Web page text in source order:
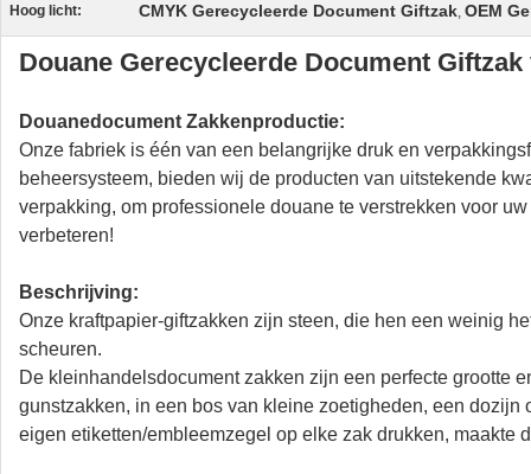
Hoog licht: CMYK Gerecycleerde Document Giftzak, OEM
Douane Gerecycleerde Document
Douanedocument Zakkenproductie:
Onze fabriek is één van een belangrijke druk en
beheersysteem, bieden wij de producten van uitstekende
verpakking, om professionele douane te verstrekken voor
verbeteren!
Beschrijving:
Onze kraftpapier-giftzakken zijn steen, die hen een weinig
scheuren.
De kleinhandelsdocument zakken zijn een perfecte grootte
gunstzakken, in een bos van kleine zoetigheden, een
eigen etiketten/embleemzegel op elke zak drukken, maakte